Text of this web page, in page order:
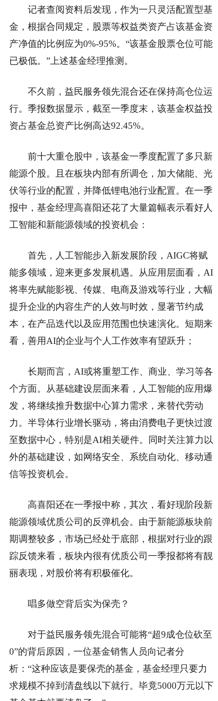
记者查阅资料后发现，作为一只灵活配置型基
金，根据合同规定，股票等权益类资产占该基金资
产净值的比例应为0%-95%。“该基金股票仓位可能
已极低。”上述基金经理推测。
不久前，益民服务领先混合还在保持高仓位运
行。季报数据显示，截至一季度末，该基金权益投
资占基金总资产比例高达92.45%。
前十大重仓股中，该基金一季度配置了多只新
能源个股。且在板块内部有所调仓，加大储能、光
伏等行业的配置，并降低锂电池行业配置。在一季
报中，基金经理高喜阳还花了大量篇幅表示看好人
工智能和新能源领域的投资机会：
首先，人工智能步入新发展阶段，AIGC将赋
能多领域，迎来更多发展机遇。从应用层面看，AI
将率先赋能影视、传媒、电商及游戏等行业，大幅
提升企业的内容生产的人效与时效，显著节约成
本，在产品迭代以及应用范围也快速演化。短期来
看，善用AI的企业与个人工作效率有望跃升；
长期而言，AI或将重塑工作、商业、学习等各
个方面。从基础建设层面来看，人工智能的应用爆
发，将继续推升数据中心算力需求，来替代劳动
力。半导体行业增长驱动，将由消费电子更快过渡
至数据中心，特别是AI相关硬件。同时关注算力以
外的基础建设，如网络安全、系统自动化、移动通
信等投资机会。
高喜阳还在一季报中称，其次，看好现阶段新
能源领域优质公司的反弹机会。由于新能源板块前
期调整较多，市场已经处于底部，根据对行业的跟
踪反馈来看，板块内很有优质公司一季报都将有靓
丽表现，对股价将有积极催化。
唱多做空背后实为保壳？
对于益民服务领先混合可能将“超9成仓位砍至
0”的背后原因，一位基金销售人员向记者分
析：“这种应该是要保壳的基金，基金经理只要力
求规模不掉到清盘线以下就行。毕竟5000万元以下